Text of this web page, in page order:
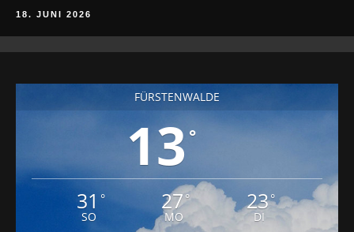
18. JUNI 2026
FÜRSTENWALDE
13 °
31 °
SO
27°
MO
23°
DI